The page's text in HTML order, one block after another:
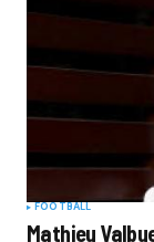
FOOTBALL
Mathieu